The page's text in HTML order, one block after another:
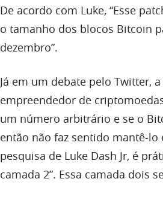
De acordo com Luke, “Esse
o tamanho dos blocos Bitcoin
dezembro”.
Já em um debate pelo Twitter,
empreendedor de
um número arbitrário e se o
então não faz sentido mantê-lo
pesquisa de Luke Dash Jr, é
camada 2”. Essa camada dois